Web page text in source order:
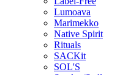
Lumoava
Marimekko
Native Spirit
Rituals
SACKit
SOL'S